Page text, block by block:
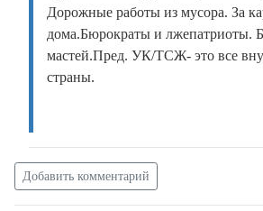
Дорожные работы из мусора. За
дома.Бюрократы и лжепатриоты.
мастей.Пред. УК/ТСЖ- это все
страны.
Добавить комментарий